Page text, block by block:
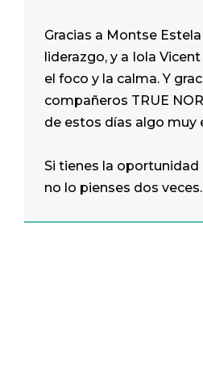
Gracias a Montse
liderazgo, y a Iola
el foco y la calma. Y
compañeros TRUE
de estos días algo muy
Si tienes la oportunidad
no lo pienses dos veces.